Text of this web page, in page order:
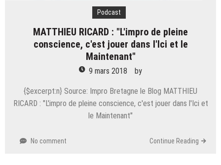
Entretien avec un improvisateur – 49 – Olivier
Boulkroune
Podcast
MATTHIEU RICARD : "L'impro de pleine
conscience, c'est jouer dans l'Ici et le
Maintenant"
9 mars 2018 by
{$excerpt:n} Source: Impro Bretagne le Blog MATTHIEU
RICARD : "L'impro de pleine conscience, c'est jouer dans l'Ici et
le Maintenant"
No comment Continue Reading